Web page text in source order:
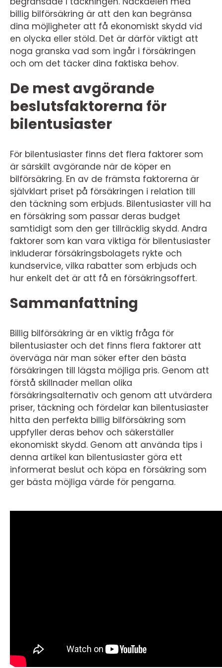
billig bilförsäkring är att den kan begränsa
dina möjligheter att få ekonomiskt skydd vid
en olycka eller stöld. Det är därför viktigt att
noga granska vad som ingår i försäkringen
och om det täcker dina faktiska behov.
De mest avgörande
beslutsfaktorerna för
bilentusiaster
För bilentusiaster finns det flera faktorer som
är särskilt avgörande när de köper en
bilförsäkring. En av de främsta faktorerna är
självklart priset på försäkringen i relation till
den täckning som erbjuds. Bilentusiaster vill ha
en försäkring som passar deras budget
samtidigt som den ger tillräcklig skydd. Andra
faktorer som kan vara viktiga för bilentusiaster
inkluderar försäkringsbolagets rykte och
kundservice, vilka rabatter som erbjuds och
hur enkelt det är att få en försäkringsoffert.
Sammanfattning
Billig bilförsäkring är en viktig fråga för
bilentusiaster och det finns flera faktorer att
överväga när man söker efter den bästa
försäkringen till lägsta möjliga pris. Genom att
förstå skillnader mellan olika
försäkringsalternativ och genom att utvärdera
priser, täckning och fördelar kan bilentusiaster
hitta den perfekta billig bilförsäkring som
uppfyller deras behov och säkerställer
ekonomiskt skydd. Genom att använda tips i
denna artikel kan bilentusiaster göra ett
informerat beslut och köpa en försäkring som
ger bästa möjliga värde för pengarna.